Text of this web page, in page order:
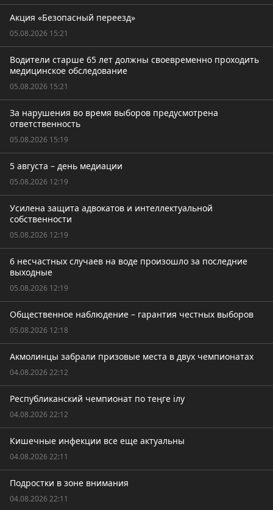
Акция «Безопасный переезд»
05.08.2026 15:21
Водители старше 65 лет должны своевременно проходить
медицинское обследование
05.08.2026 15:21
За нарушения во время выборов предусмотрена
ответственность
05.08.2026 15:19
5 августа – день медиации
05.08.2026 12:19
Усилена защита адвокатов и интеллектуальной
собственности
05.08.2026 12:19
6 несчастных случаев на воде произошло за последние
выходные
05.08.2026 12:19
Общественное наблюдение – гарантия честных выборов
05.08.2026 12:18
Акмолинцы забрали призовые места в двух чемпионатах
04.08.2026 22:12
Республиканский чемпионат по теңге ілу
04.08.2026 22:12
Кишечные инфекции все еще актуальны
04.08.2026 22:11
Подростки в зоне внимания
04.08.2026 22:11